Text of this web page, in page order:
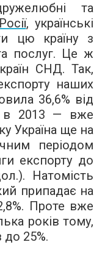
та
, українські
цю країну з
послуг. Це ж
СНД. Так,
наших
36,6% від
в 2013 — вже
Україна ще на
періодом
експорту до
Натомість
припадає на
Проте вже
років тому,
25%.